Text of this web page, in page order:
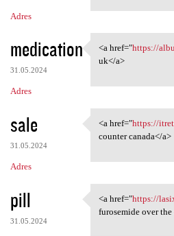
r
z
e
Adres
medication
31.05.2024
Adres
<a href="https://
<a href="https://
uk</a>
sale
31.05.2024
Adres
<a
<a href="https://
counter canada</a>
pill
31.05.2024
<a
<a href="https://
furosemide over